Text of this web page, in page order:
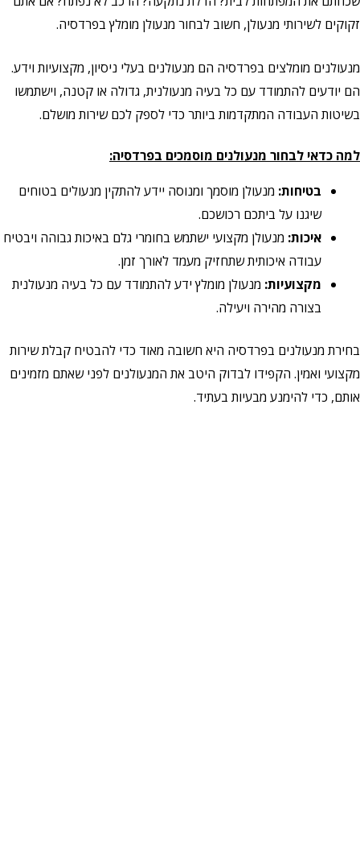
זקוקים לשירותי מנעולן, חשוב לבחור מנעולן מומלץ בפרדסיה.
מנעולנים מומלצים בפרדסיה הם מנעולנים בעלי ניסיון, מקצועיות וידע.
הם יודעים להתמודד עם כל בעיה מנעולנית, גדולה או קטנה, וישתמשו
בשיטות העבודה המתקדמות ביותר כדי לספק לכם שירות מושלם.
למה כדאי לבחור מנעולנים מוסמכים בפרדסיה:
בטיחות: מנעולן מוסמך ומנוסה יידע להתקין מנעולים בטוחים
שיגנו על ביתכם רכושכם.
איכות: מנעולן מקצועי ישתמש בחומרי גלם באיכות גבוהה ויבטיח
עבודה איכותית שתחזיק מעמד לאורך זמן.
מקצועיות: מנעולן מומלץ ידע להתמודד עם כל בעיה מנעולנית
בצורה מהירה ויעילה.
בחירת מנעולנים בפרדסיה היא חשובה מאוד כדי להבטיח קבלת שירות
מקצועי ואמין. הקפידו לבדוק היטב את המנעולנים לפני שאתם מזמינים
אותם, כדי להימנע מבעיות בעתיד.